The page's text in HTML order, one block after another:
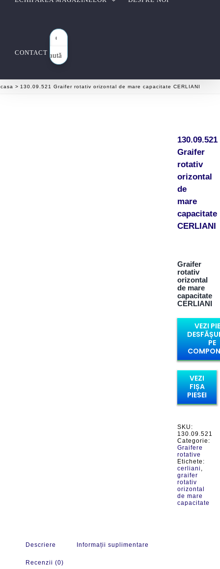
CONTACTCaută
130.09.521 Graifer rotativ orizontal de mare capacitate CERLIANI
130.09.521
Graifer
rotativ
orizontal
de
mare
capacitate
CERLIANI
Graifer
rotativ
orizontal
de mare
capacitate
CERLIANI
VEZI
PE
VEZI
FIȘA
PIESEI
SKU:
130.09.521
Categorie:
Graifere
rotative
Etichete:
cerliani ,
graifer
rotativ
orizontal
de mare
capacitate
Descriere Informații suplimentare
Recenzii (0)